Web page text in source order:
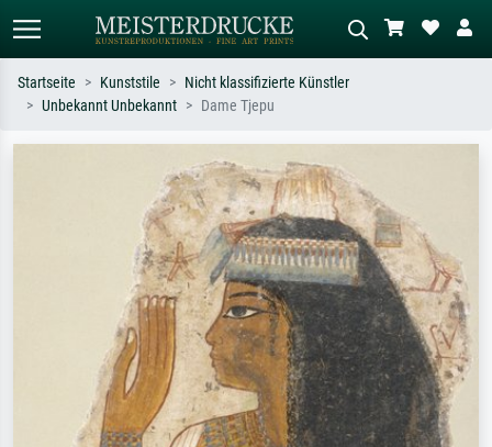
Suchen Sie nach Künstlern, Werktiteln
oder Stilen – z.B. Monet,
Sternennacht, Impressionismus, Welle
Hokusai, Akt.
Beschreiben Sie die Szene – z.B. Grüne
Wiese, Abstrakt mit viel Rot, Dunkles
Ölgemälde, Stehender Akt neben einem
Baum.
Startseite Kunststile
Nicht klassifizierte Künstler
Unbekannt Unbekannt
Dame Tjepu